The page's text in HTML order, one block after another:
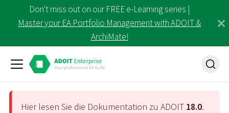
Don't miss out on our FREE e-Learning series |
Master your EA Portfolio Management with ADOIT &
ArchiMate!
Hier lesen Sie die Dokumentation zu ADOIT 18.0.